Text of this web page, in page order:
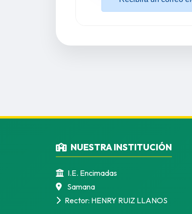
NUESTRA INSTITUCIÓN
I.E. Encimadas
Samana
Rector: HENRY RUIZ LLANOS